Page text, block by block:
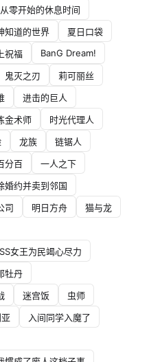
零开始的休息时间
知道的世界
夏日口袋
祝福 BanG Dream!
鬼灭之刃
莉可丽丝
进击的巨人
金术师
时光代理人
龙族
链锯人
分百
一人之下
婚约并卖到邻国
司 明日方舟
猫与龙
女王为民竭心尽力
牡丹
迷宫饭
虫师
入间同学入魔了